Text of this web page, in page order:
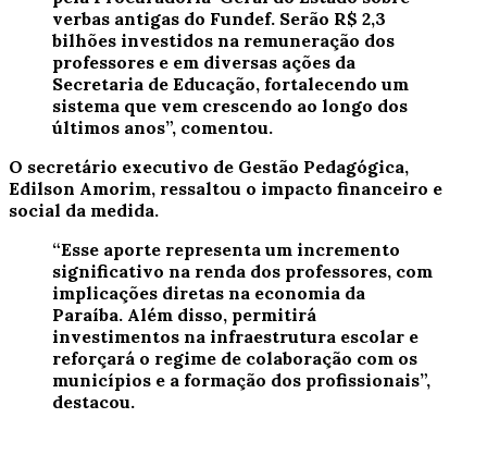
verbas antigas do Fundef. Serão R$ 2,3
bilhões investidos na remuneração dos
professores e em diversas ações da
Secretaria de Educação, fortalecendo um
sistema que vem crescendo ao longo dos
últimos anos”, comentou.
O secretário executivo de Gestão Pedagógica,
Edilson Amorim, ressaltou o impacto financeiro e
social da medida.
“Esse aporte representa um incremento
significativo na renda dos professores, com
implicações diretas na economia da
Paraíba. Além disso, permitirá
investimentos na infraestrutura escolar e
reforçará o regime de colaboração com os
municípios e a formação dos profissionais”,
destacou.